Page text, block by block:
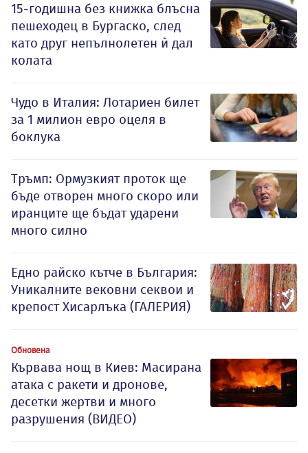
15-годишна без книжка блъсна
пешеходец в Бургаско, след
като друг непълнолетен ѝ дал
колата
Чудо в Италия: Лотариен билет
за 1 милион евро оцеля в
боклука
Тръмп: Ормузкият проток ще
бъде отворен много скоро или
иранците ще бъдат ударени
много силно
Едно райско кътче в България:
Уникалните вековни секвои и
крепост Хисарлъка (ГАЛЕРИЯ)
Обновена
Кървава нощ в Киев: Масирана
атака с ракети и дронове,
десетки жертви и много
разрушения (ВИДЕО)